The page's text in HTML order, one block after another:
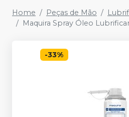
Home Peças de Mão
Maquira Spray Óleo
-33%